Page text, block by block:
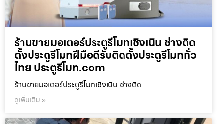
ร้านขายมอเตอร์ประตูรีโมทเชิงเนิน ช่างติด
ตั้งประตูรีโมทฝีมือดีรับติดตั้งประตูรีโมททั่ว
ไทย ประตูรีโมท.com
ร้านขายมอเตอร์ประตูรีโมทเชิงเนิน ช่างติด
ดูเพิ่มเติม »